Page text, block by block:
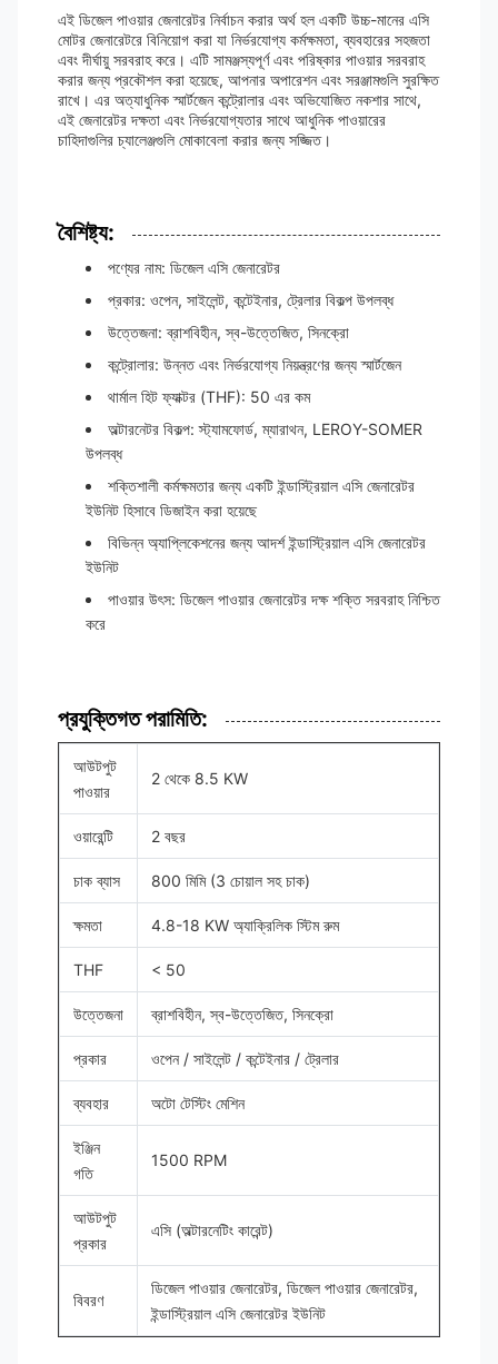
এই ডিজেল পাওয়ার জেনারেটর নির্বাচন করার অর্থ হল একটি উচ্চ-মানের এসি
মোটর জেনারেটরে বিনিয়োগ করা যা নির্ভরযোগ্য কর্মক্ষমতা, ব্যবহারের সহজতা
এবং দীর্ঘায়ু সরবরাহ করে। এটি সামঞ্জস্যপূর্ণ এবং পরিষ্কার পাওয়ার সরবরাহ
করার জন্য প্রকৌশল করা হয়েছে, আপনার অপারেশন এবং সরঞ্জামগুলি সুরক্ষিত
রাখে। এর অত্যাধুনিক স্মার্টজেন কন্ট্রোলার এবং অভিযোজিত নকশার সাথে,
এই জেনারেটর দক্ষতা এবং নির্ভরযোগ্যতার সাথে আধুনিক পাওয়ারের
চাহিদাগুলির চ্যালেঞ্জগুলি মোকাবেলা করার জন্য সজ্জিত।
বৈশিষ্ট্য:
পণ্যের নাম: ডিজেল এসি জেনারেটর
প্রকার: ওপেন, সাইলেন্ট, কন্টেইনার, ট্রেলার বিকল্প উপলব্ধ
উত্তেজনা: ব্রাশবিহীন, স্ব-উত্তেজিত, সিনক্রো
কন্ট্রোলার: উন্নত এবং নির্ভরযোগ্য নিয়ন্ত্রণের জন্য স্মার্টজেন
থার্মাল হিট ফ্যাক্টর (THF): 50 এর কম
অল্টারনেটর বিকল্প: স্ট্যামফোর্ড, ম্যারাথন, LEROY-SOMER
উপলব্ধ
শক্তিশালী কর্মক্ষমতার জন্য একটি ইন্ডাস্ট্রিয়াল এসি জেনারেটর
ইউনিট হিসাবে ডিজাইন করা হয়েছে
বিভিন্ন অ্যাপ্লিকেশনের জন্য আদর্শ ইন্ডাস্ট্রিয়াল এসি জেনারেটর
ইউনিট
পাওয়ার উৎস: ডিজেল পাওয়ার জেনারেটর দক্ষ শক্তি সরবরাহ নিশ্চিত
করে
প্রযুক্তিগত পরামিতি:
আউটপুট
পাওয়ার
2 থেকে 8.5 KW
ওয়ারেন্টি 2 বছর
চাক ব্যাস 800 মিমি (3 চোয়াল সহ চাক)
ক্ষমতা 4.8-18 KW অ্যাক্রিলিক স্টিম রুম
THF < 50
উত্তেজনা ব্রাশবিহীন, স্ব-উত্তেজিত, সিনক্রো
প্রকার ওপেন / সাইলেন্ট / কন্টেইনার / ট্রেলার
ব্যবহার অটো টেস্টিং মেশিন
ইঞ্জিন
গতি
1500 RPM
আউটপুট
প্রকার
এসি (অল্টারনেটিং কারেন্ট)
বিবরণ
ডিজেল পাওয়ার জেনারেটর, ডিজেল পাওয়ার জেনারেটর,
ইন্ডাস্ট্রিয়াল এসি জেনারেটর ইউনিট